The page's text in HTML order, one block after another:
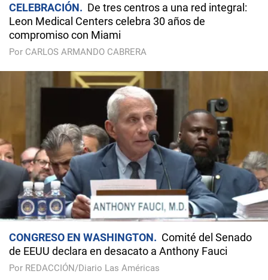
CELEBRACIÓN
De tres centros a una red integral:
Leon Medical Centers celebra 30 años de
compromiso con Miami
Por CARLOS ARMANDO CABRERA
CONGRESO EN WASHINGTON
Comité del Senado
de EEUU declara en desacato a Anthony Fauci
Por REDACCIÓN/Diario Las Américas